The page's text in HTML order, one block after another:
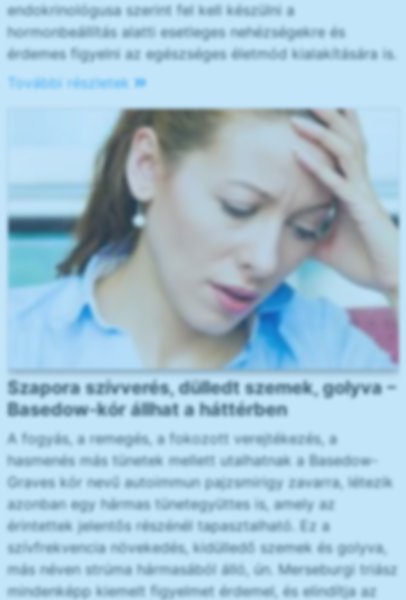
endokrinológusa szerint fel kell készülni a
hormonbeállítás alatti esetleges nehézségekre és
érdemes figyelni az egészséges életmód kialakítására is.
További részletek
Szapora szívverés, dülledt szemek, golyva –
Basedow-kór állhat a háttérben
A fogyás, a remegés, a fokozott verejtékezés, a
hasmenés más tünetek mellett utalhatnak a Basedow-
Graves kór nevű autoimmun pajzsmirigy zavarra, létezik
azonban egy hármas tünetegyüttes is, amely az
érintettek jelentős részénél tapasztalható. Ez a
szívfrekvencia növekedés, kidülledő szemek és golyva,
más néven strúma hármasából álló, ún. Merseburgi triász
mindenképp kiemelt figyelmet érdemel, és elindítja az